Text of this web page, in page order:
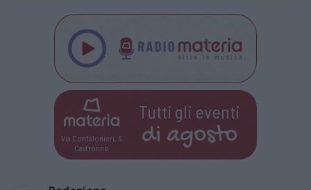
Via Confalonieri, 5
Castronno
Tutti gli eventi
di agosto